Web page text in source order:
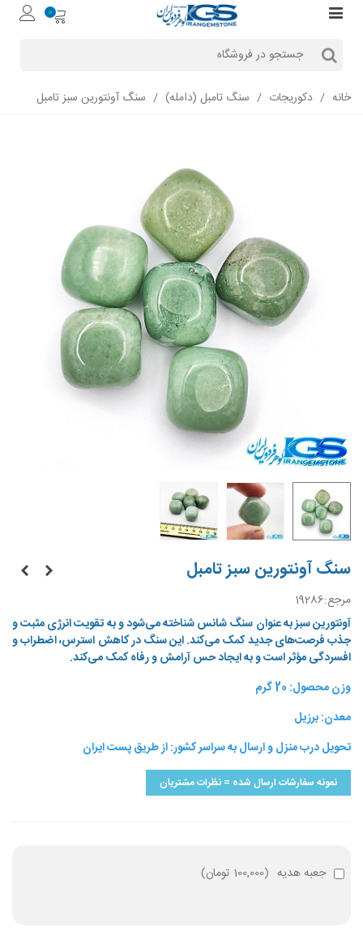
0
خانه / دکوریجات / سنگ تامبل (دامله) / سنگ آونتورین سبز تامبل
سنگ آونتورین سبز تامبل
مرجع:19286
آونتورین سبز به عنوان سنگ شانس شناخته می‌شود و به تقویت انرژی مثبت و
جذب فرصت‌های جدید کمک می‌کند. این سنگ در کاهش استرس، اضطراب و
افسردگی مؤثر است و به ایجاد حس آرامش و رفاه کمک می‌کند.
وزن محصول: 20 گرم
معدن: برزیل
تحویل درب منزل و ارسال به سراسر کشور: از طریق پست ایران
نمونه سفارشات ارسال شده = نظرات مشتریان
جعبه هدیه (100,000 تومان )